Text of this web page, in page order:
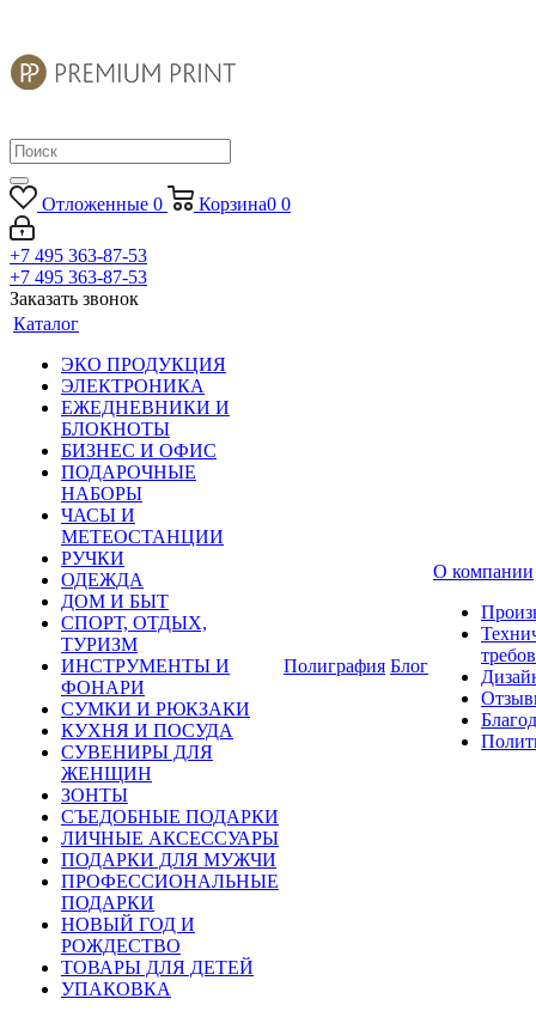
Отложенные 0 Корзина0 0
+7 495 363-87-53
+7 495 363-87-53
Заказать звонок
Каталог
ЭКО ПРОДУКЦИЯ
ЭЛЕКТРОНИКА
ЕЖЕДНЕВНИКИ И
БЛОКНОТЫ
БИЗНЕС И ОФИС
ПОДАРОЧНЫЕ
НАБОРЫ
ЧАСЫ И
МЕТЕОСТАНЦИИ
РУЧКИ
ОДЕЖДА
ДОМ И БЫТ
СПОРТ, ОТДЫХ,
ТУРИЗМ
ИНСТРУМЕНТЫ И
ФОНАРИ
СУМКИ И РЮКЗАКИ
КУХНЯ И ПОСУДА
СУВЕНИРЫ ДЛЯ
ЖЕНЩИН
ЗОНТЫ
СЪЕДОБНЫЕ ПОДАРКИ
ЛИЧНЫЕ АКСЕССУАРЫ
ПОДАРКИ ДЛЯ МУЖЧИ
ПРОФЕССИОНАЛЬНЫЕ
ПОДАРКИ
НОВЫЙ ГОД И
РОЖДЕСТВО
ТОВАРЫ ДЛЯ ДЕТЕЙ
УПАКОВКА
Полиграфия Блог
О компании